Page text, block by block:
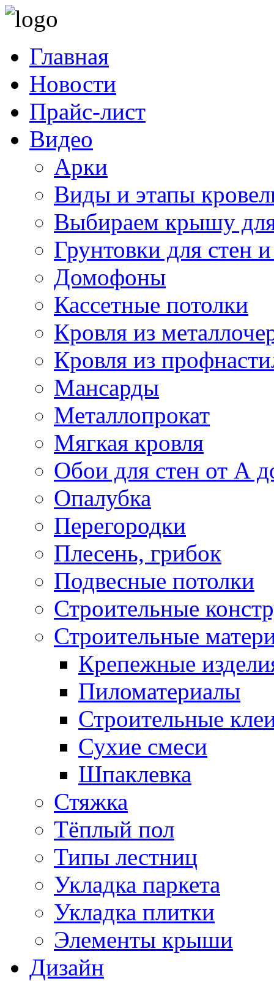
Главная
Новости
Прайс-лист
Видео
Арки
Виды и этапы
Выбираем крышу
Грунтовки для стен
Домофоны
Кассетные потолки
Кровля из
Кровля из
Мансарды
Металлопрокат
Мягкая кровля
Обои для стен от А
Опалубка
Перегородки
Плесень, грибок
Подвесные потолки
Строительные
Строительные
Крепежные
Пиломатериалы
Строительные
Сухие смеси
Шпаклевка
Стяжка
Тёплый пол
Типы лестниц
Укладка паркета
Укладка плитки
Элементы крыши
Дизайн